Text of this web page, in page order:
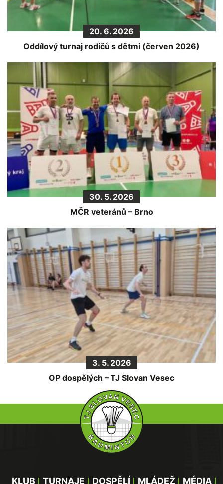
20. 6. 2026
Oddílový turnaj rodičů s dětmi (červen 2026)
30. 5. 2026
MČR veteránů – Brno
3. 5. 2026
OP dospělých – TJ Slovan Vesec
KLUB TURNAJE DOSPĚLÍ MLÁDEŽ MÉDIA